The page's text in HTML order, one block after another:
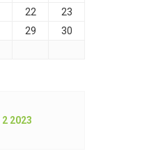
22
23
29
30